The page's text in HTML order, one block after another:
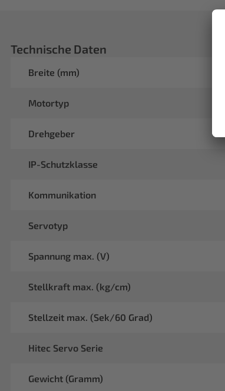
Technische Daten
Breite (mm)
Motortyp
Drehgeber
IP-Schutzklasse
Kommunikation
Servotyp
Spannung max. (V)
Stellkraft max. (kg/cm)
Stellzeit max. (Sek/60 Grad)
Hitec Servo Serie
Gewicht (Gramm)